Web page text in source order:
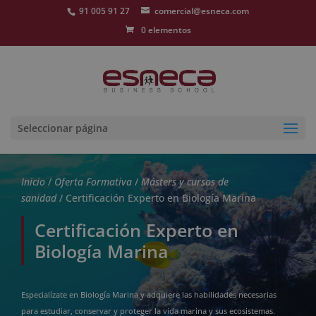
91 005 91 27
comercial@esneca.com
0 elementos
Seleccionar página
Inicio / Oferta Formativa / Másters y cursos de
sanidad/ Certificación Experto en Biología Marina
Certificación Experto en
Biología Marina
Especialízate en Biología Marina y adquiere las habilidades necesarias
para estudiar, conservar y proteger la vida marina y sus ecosistemas.